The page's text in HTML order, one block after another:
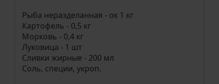
Рыба неразделанная - ок 1 кг
Картофель - 0,5 кг
Морковь - 0,4 кг
Луковица - 1 шт
Сливки жирные - 200 мл
Соль, специи, укроп.